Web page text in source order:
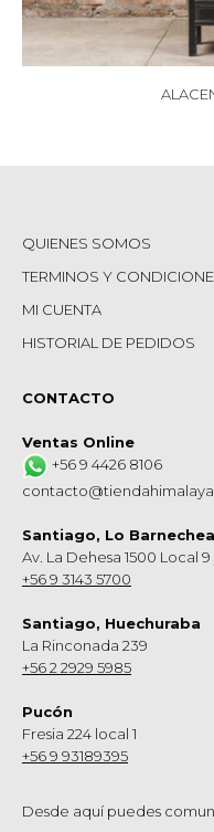
QUIENES SOMOS
TERMINOS Y
MI CUENTA
HISTORIAL DE PEDIDOS
CONTACTO
Ventas Online
+56 9 4426 8106
Santiago, Lo Barnechea
Av. La Dehesa 1500 Local 9
+56 9 3143 5700
Santiago, Huechuraba
La Rinconada 239
+56 2 2929 5985
Pucón
Fresia 224 local 1
+56 9 93189395
Desde aquí puedes